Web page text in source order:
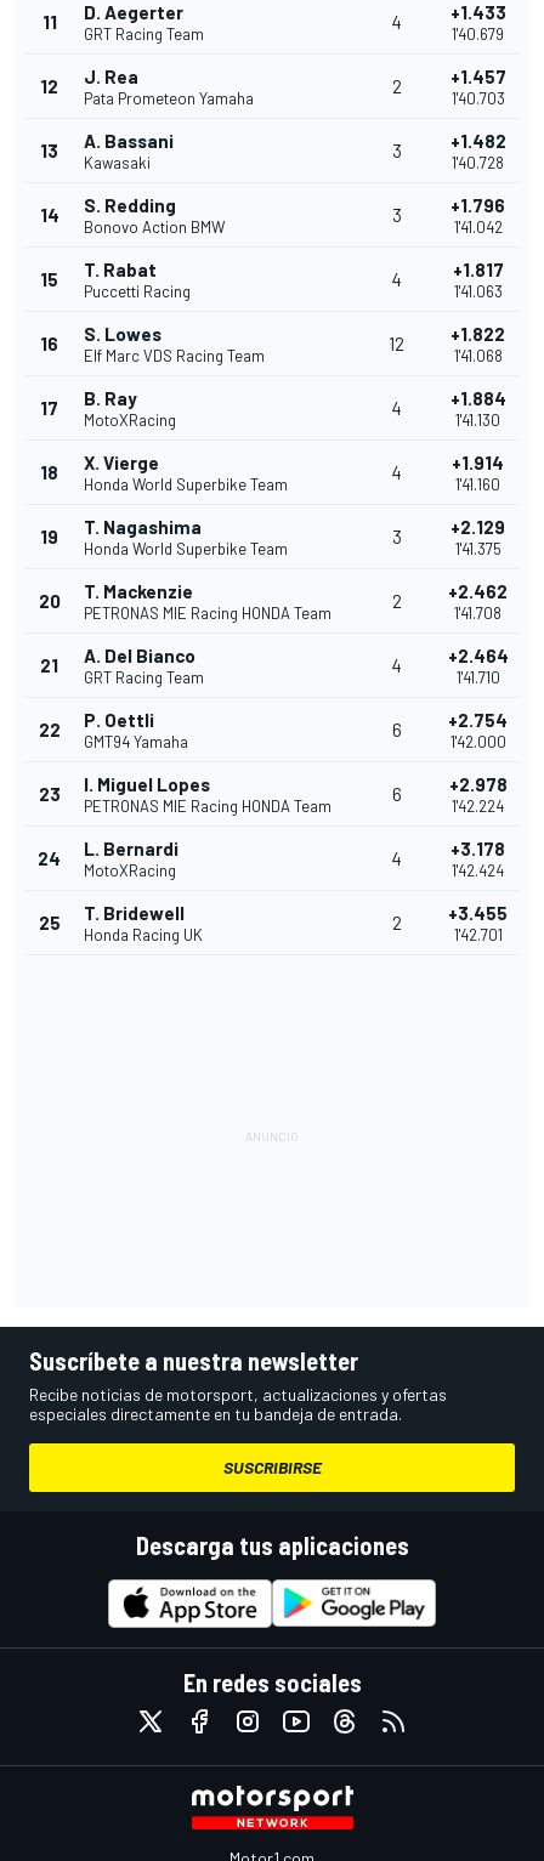
11 D. Aegerter
GRT Racing Team
4 +1.433
1'40.679
12 J. Rea
Pata Prometeon Yamaha
2 +1.457
1'40.703
13 A. Bassani
Kawasaki
3 +1.482
1'40.728
14 S. Redding
Bonovo Action BMW
3 +1.796
1'41.042
15 T. Rabat
Puccetti Racing
4 +1.817
1'41.063
16 S. Lowes
Elf Marc VDS Racing Team
12 +1.822
1'41.068
17 B. Ray
MotoXRacing
4 +1.884
1'41.130
18 X. Vierge
Honda World Superbike Team
4 +1.914
1'41.160
19 T. Nagashima
Honda World Superbike Team
3 +2.129
1'41.375
20 T. Mackenzie
PETRONAS MIE Racing HONDA Team
2 +2.462
1'41.708
21 A. Del Bianco
GRT Racing Team
4 +2.464
1'41.710
22 P. Oettli
GMT94 Yamaha
6 +2.754
1'42.000
23 I. Miguel Lopes
PETRONAS MIE Racing HONDA Team
6 +2.978
1'42.224
24 L. Bernardi
MotoXRacing
4 +3.178
1'42.424
25 T. Bridewell
Honda Racing UK
2 +3.455
1'42.701
Suscríbete a nuestra newsletter
Recibe noticias de motorsport, actualizaciones y ofertas
especiales directamente en tu bandeja de entrada.
SUSCRIBIRSE
Descarga tus aplicaciones
En redes sociales